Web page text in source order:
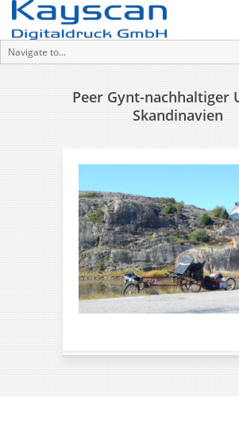
Peer Gynt-nachhaltiger
Skandinavien